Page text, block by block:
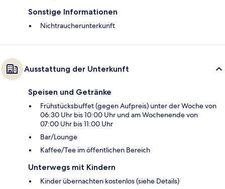
Sonstige Informationen
Nichtraucherunterkunft
Ausstattung der Unterkunft
Speisen und Getränke
Frühstücksbuffet (gegen Aufpreis) unter der Woche von
06:30 Uhr bis 10:00 Uhr und am Wochenende von
07:00 Uhr bis 11:00 Uhr
Bar/Lounge
Kaffee/Tee im öffentlichen Bereich
Unterwegs mit Kindern
Kinder übernachten kostenlos (siehe Details)